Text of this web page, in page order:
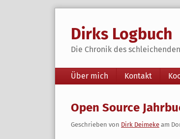
Dirks Logbuch
Die Chronik des
Navigation
Über mich Kontakt
Open Source
Geschrieben von Dirk Deimeke am